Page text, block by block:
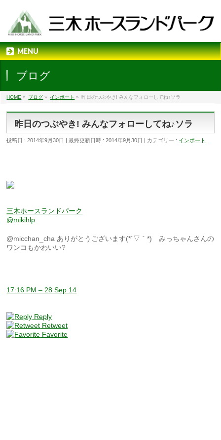
MENU
ブログ
HOME » ブログ » インポート » 昨日のつぶやき! みんなフォローしてね♪ソラ
昨日のつぶやき! みんなフォローしてね♪ソラ
投稿日 : 2014年9月30日 最終更新日時 : 2014年9月30日 カテゴリー : インポート
三木ホースランドパーク
@mikihlp
@micchan_cha ありがとうございます(*´▽｀*) みっちゃんさんの
ワンコもかわいい?
17:16 PM – 28 Sep 14
Reply
Retweet
Favorite